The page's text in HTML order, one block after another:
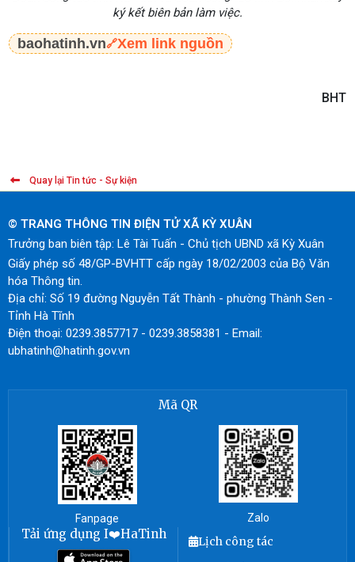
ký kết biên bản làm việc.
baohatinh.vn🔗Xem link nguồn
BHT
Quay lại Tin tức - Sự kiện
© TRANG THÔNG TIN ĐIỆN TỬ XÃ KỲ XUÂN
Trưởng ban biên tập: Lê Tài Tuấn - Chủ tịch UBND xã Kỳ Xuân
Giấy phép số 48/GP-BVHTT cấp ngày 18/02/2003 của Bộ Văn
hóa Thông tin.
Địa chỉ: Số 19 đường Nguyễn Tất Thành - phường Thành Sen -
Tỉnh Hà Tĩnh
Điện thoại: 0239.3857717 - 0239.3858381 - Email:
ubhatinh@hatinh.gov.vn
Mã QR
Fanpage Zalo
Tải ứng dụng I❤️HaTinh
Lịch công tác